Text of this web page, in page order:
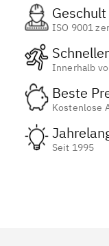
Geschult
ISO 9001
Innerhalb
Beste
Kostenlose
Seit 1995